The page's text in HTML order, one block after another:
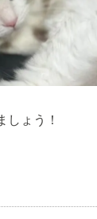
しょう！